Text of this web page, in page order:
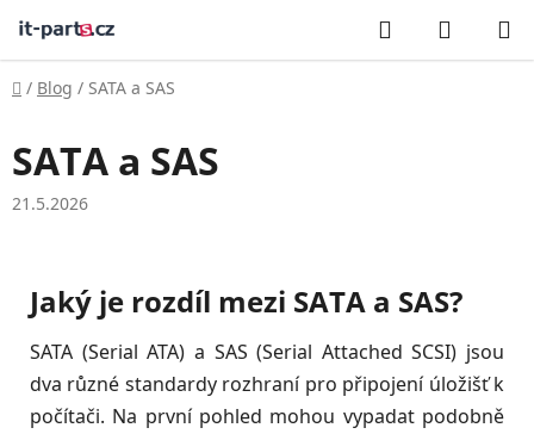
Přejít
obsah
Hledat
KOŠÍK
Domů
/ Blog / SATA a SAS
SATA a SAS
21.5.2026
Jaký je rozdíl mezi SATA a SAS?
SATA (Serial ATA) a SAS (Serial Attached SCSI) jsou
dva různé standardy rozhraní pro připojení úložišť k
počítači. Na první pohled mohou vypadat podobně